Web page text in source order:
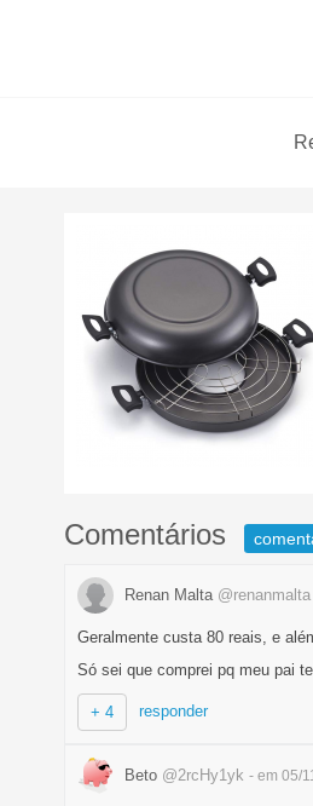
Comentários
Renan Malta @renanmalta
Geralmente custa 80 reais, e
Só sei que comprei pq meu pai
+ 4 responder
Beto @2rcHy1yk - em 05/